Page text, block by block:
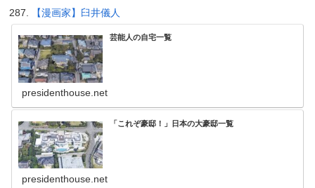
【漫画家】臼井儀人
芸能人の自宅一覧
presidenthouse.net
「これぞ豪邸！」日本の大豪邸一覧
presidenthouse.net